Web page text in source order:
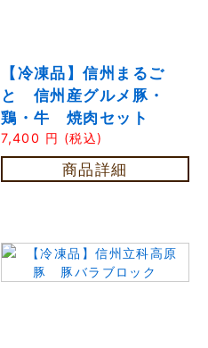
【冷凍品】信州まるご
と 信州産グルメ豚・
鶏・牛 焼肉セット
7,400 円 (税込)
商品詳細